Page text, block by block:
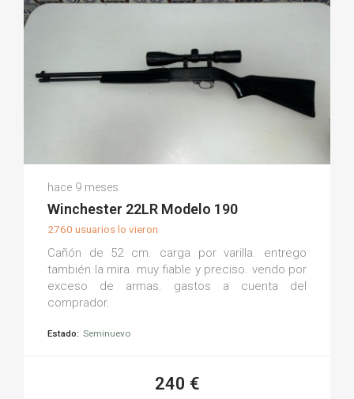
(0)
hace 9 meses
Winchester 22LR Modelo 190
2760 usuarios lo vieron
Cañón de 52 cm. carga por varilla. entrego
también la mira. muy fiable y preciso. vendo por
exceso de armas. gastos a cuenta del
comprador.
Estado: Seminuevo
240 €